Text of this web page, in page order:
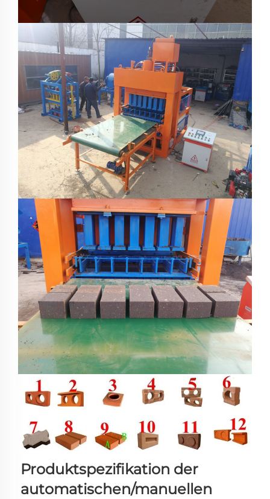
Produktspezifikation der
automatischen/manuellen